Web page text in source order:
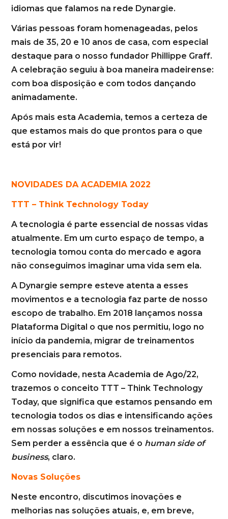
idiomas que falamos na rede Dynargie.
Várias pessoas foram homenageadas, pelos
mais de 35, 20 e 10 anos de casa, com especial
destaque para o nosso fundador Phillippe Graff.
A celebração seguiu à boa maneira madeirense:
com boa disposição e com todos dançando
animadamente.
Após mais esta Academia, temos a certeza de
que estamos mais do que prontos para o que
está por vir!
NOVIDADES DA ACADEMIA 2022
TTT – Think Technology Today
A tecnologia é parte essencial de nossas vidas
atualmente. Em um curto espaço de tempo, a
tecnologia tomou conta do mercado e agora
não conseguimos imaginar uma vida sem ela.
A Dynargie sempre esteve atenta a esses
movimentos e a tecnologia faz parte de nosso
escopo de trabalho. Em 2018 lançamos nossa
Plataforma Digital o que nos permitiu, logo no
início da pandemia, migrar de treinamentos
presenciais para remotos.
Como novidade, nesta Academia de Ago/22,
trazemos o conceito TTT – Think Technology
Today, que significa que estamos pensando em
tecnologia todos os dias e intensificando ações
em nossas soluções e em nossos treinamentos.
Sem perder a essência que é o human side of
business, claro.
Novas Soluções
Neste encontro, discutimos inovações e
melhorias nas soluções atuais, e, em breve,